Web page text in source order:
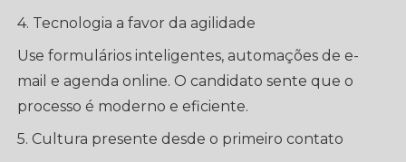
4. Tecnologia a favor da agilidade
Use formulários inteligentes, automações de e-
mail e agenda online. O candidato sente que o
processo é moderno e eficiente.
5. Cultura presente desde o primeiro contato